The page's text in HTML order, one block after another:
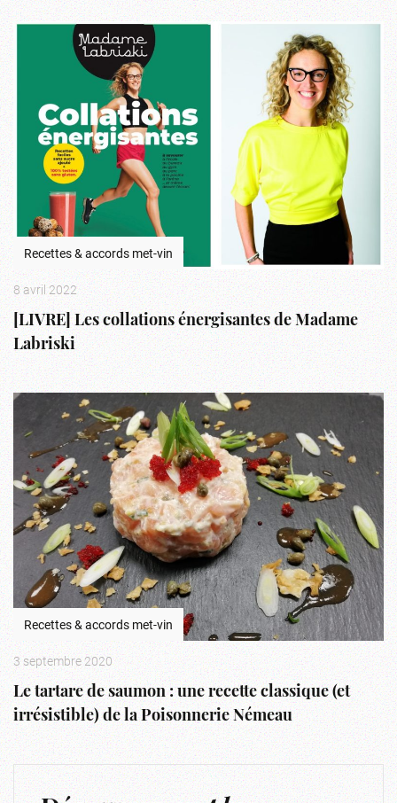
Recettes & accords met-vin
8 avril 2022
[LIVRE] Les collations énergisantes de Madame
Labriski
Recettes & accords met-vin
3 septembre 2020
Le tartare de saumon : une recette classique (et
irrésistible) de la Poisonnerie Némeau